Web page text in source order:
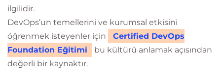
ilgilidir.
DevOps’un temellerini ve kurumsal etkisini
öğrenmek isteyenler için
Certified DevOps
Foundation Eğitimi
bu kültürü anlamak açısından
değerli bir kaynaktır.